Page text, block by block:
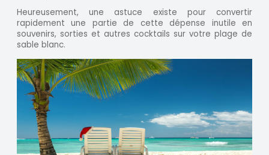
Heureusement, une astuce existe pour convertir
rapidement une partie de cette dépense inutile en
souvenirs, sorties et autres cocktails sur votre plage de
sable blanc.